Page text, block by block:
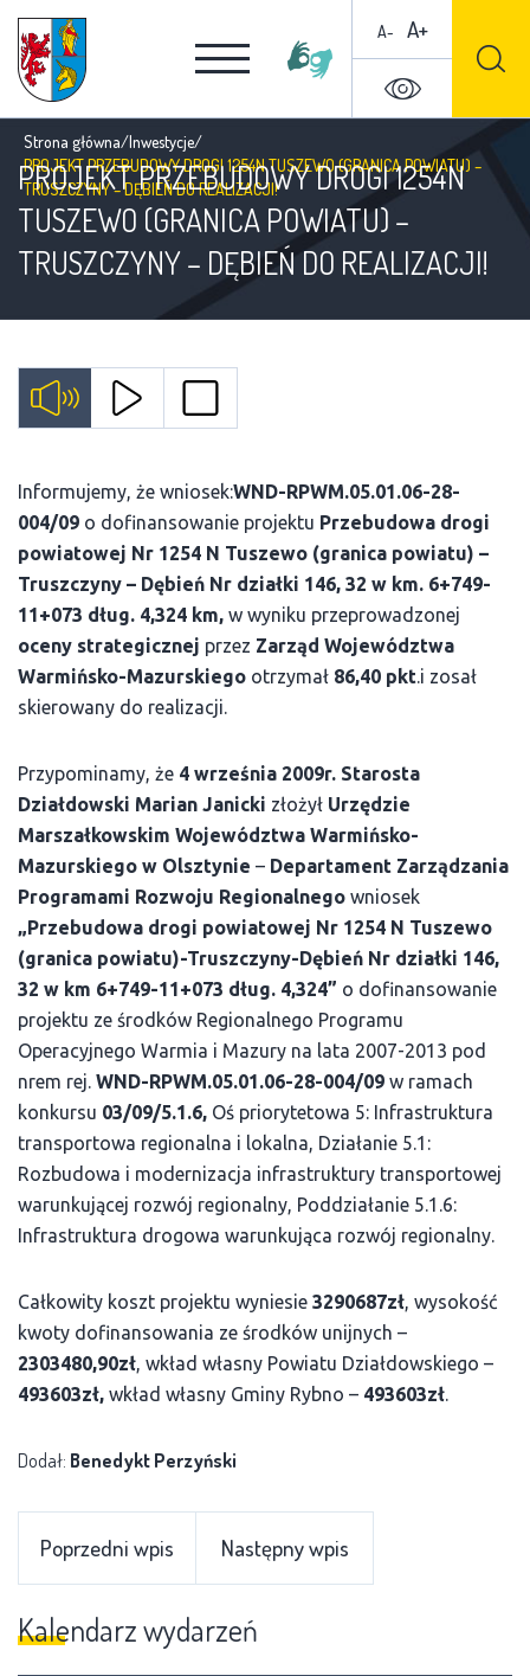
A- A+
Strona główna/Inwestycje/
PROJEKT PRZEBUDOWY DROGI 1254N TUSZEWO (GRANICA POWIATU) –
TRUSZCZYNY – DĘBIEŃ DO REALIZACJI!
PROJEKT PRZEBUDOWY DROGI 1254N
TUSZEWO (GRANICA POWIATU) –
TRUSZCZYNY – DĘBIEŃ DO REALIZACJI!
Informujemy, że wniosek:WND-RPWM.05.01.06-28-
004/09 o dofinansowanie projektu Przebudowa drogi
powiatowej Nr 1254 N Tuszewo (granica powiatu) –
Truszczyny – Dębień Nr działki 146, 32 w km. 6+749-
11+073 dług. 4,324 km, w wyniku przeprowadzonej
oceny strategicznej przez Zarząd Województwa
Warmińsko-Mazurskiego otrzymał 86,40 pkt.i zosał
skierowany do realizacji.
Przypominamy, że 4 września 2009r. Starosta
Działdowski Marian Janicki złożył Urzędzie
Marszałkowskim Województwa Warmińsko-
Mazurskiego w Olsztynie – Departament Zarządzania
Programami Rozwoju Regionalnego wniosek
„Przebudowa drogi powiatowej Nr 1254 N Tuszewo
(granica powiatu)-Truszczyny-Dębień Nr działki 146,
32 w km 6+749-11+073 dług. 4,324” o dofinansowanie
projektu ze środków Regionalnego Programu
Operacyjnego Warmia i Mazury na lata 2007-2013 pod
nrem rej. WND-RPWM.05.01.06-28-004/09 w ramach
konkursu 03/09/5.1.6, Oś priorytetowa 5: Infrastruktura
transportowa regionalna i lokalna, Działanie 5.1:
Rozbudowa i modernizacja infrastruktury transportowej
warunkującej rozwój regionalny, Poddziałanie 5.1.6:
Infrastruktura drogowa warunkująca rozwój regionalny.
Całkowity koszt projektu wyniesie 3290687zł, wysokość
kwoty dofinansowania ze środków unijnych –
2303480,90zł, wkład własny Powiatu Działdowskiego –
493603zł, wkład własny Gminy Rybno – 493603zł.
Dodał: Benedykt Perzyński
Poprzedni wpis Następny wpis
Kalendarz wydarzeń